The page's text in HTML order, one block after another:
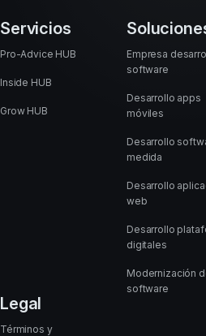
Servicios
Pro-Advice HUB
Inside HUB
Grow HUB
Empresa
software
Desarrollo apps
móviles
Desarrollo
medida
Desarrollo
web
Desarrollo
digitales
Modernización
software
Legal
Términos y